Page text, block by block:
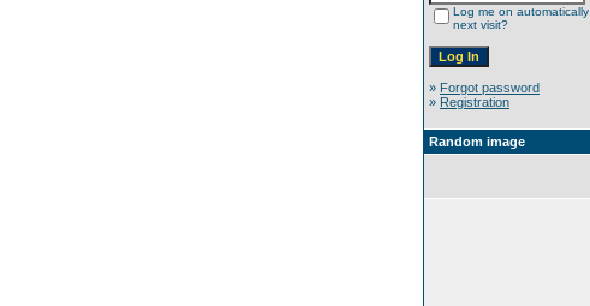
Log me on automatically
next visit?
» Forgot password
» Registration
Random image